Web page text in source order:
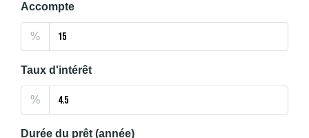
Accompte
%
Taux d'intérêt
%
Durée du prêt (année)